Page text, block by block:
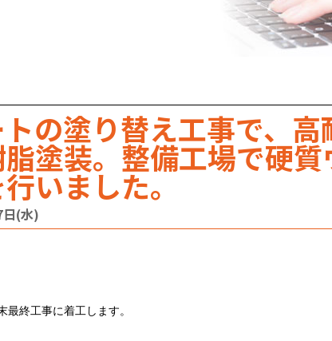
見積書の見方
の塗り替え工事で、高
塗装。整備工場で硬
いました。
日(水)
最終工事に着工します。